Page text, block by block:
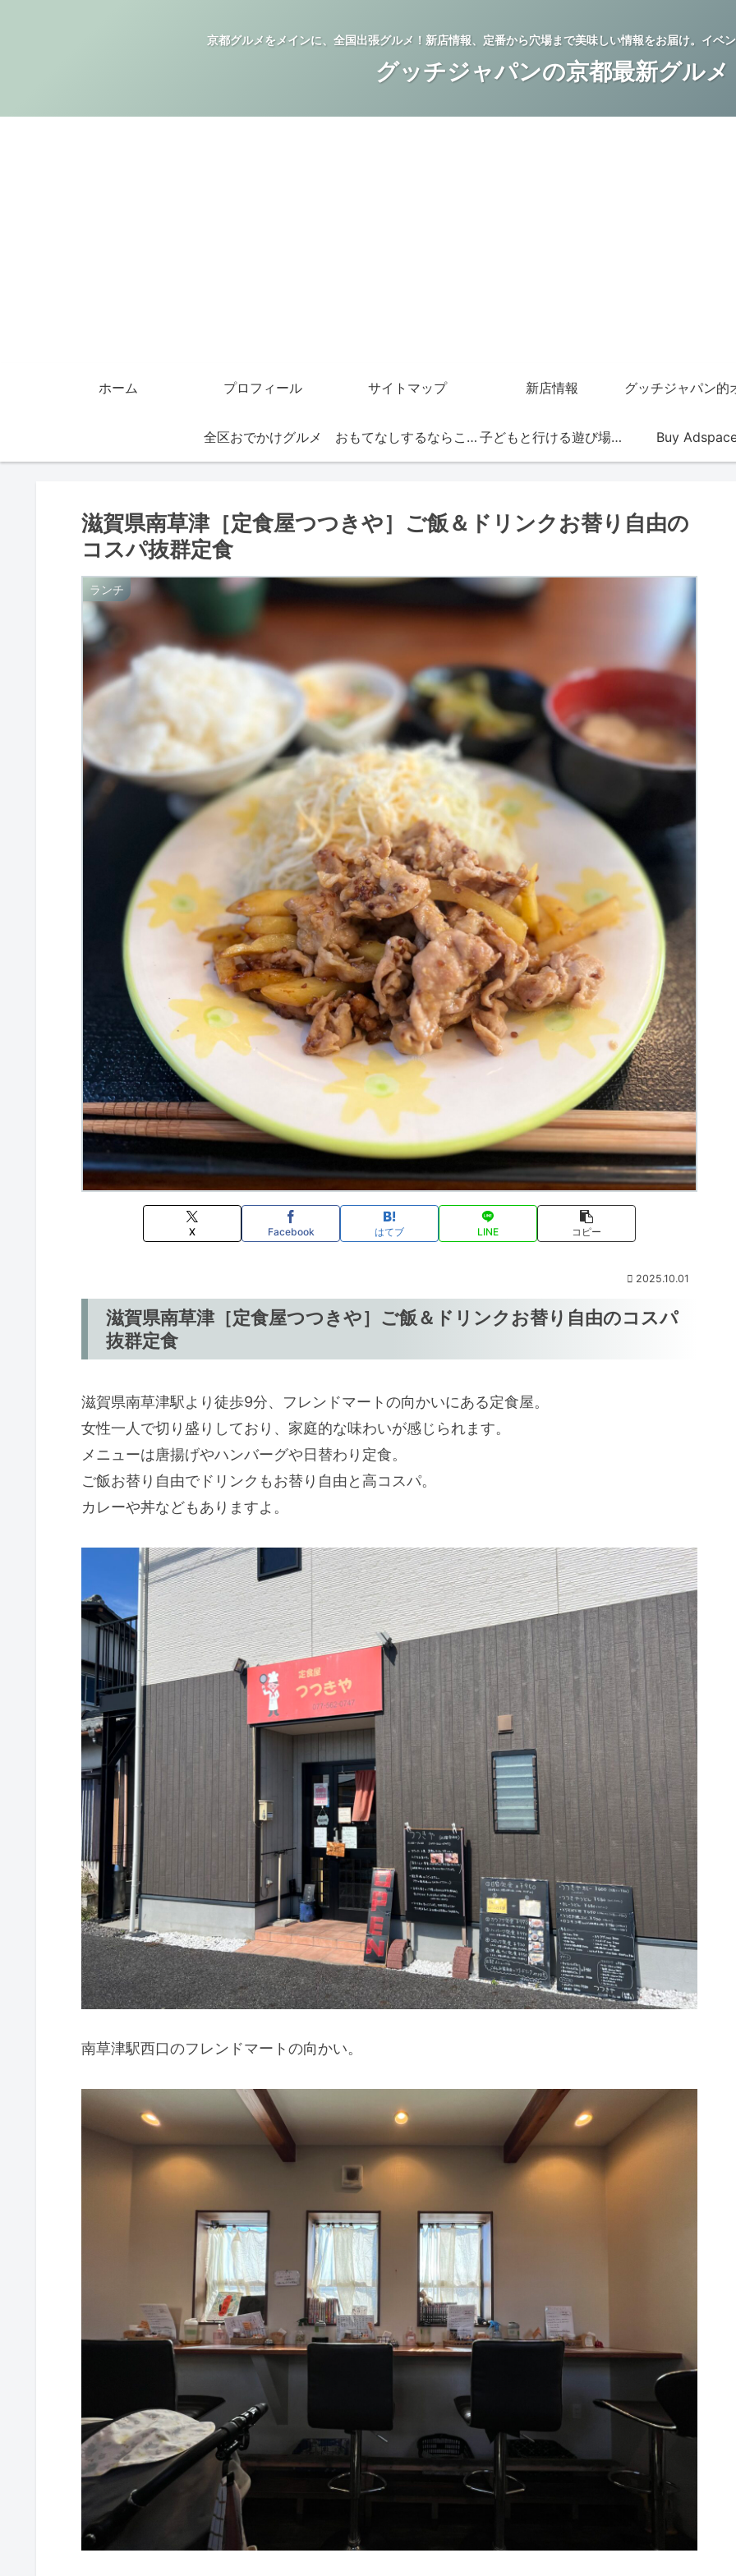
京都グルメをメインに、全国出張グルメ！新店情報、定番から穴場まで美味しい情報をお届け。イベ
グッチジャパンの京都最新グルメ
ホーム プロフィール サイトマップ 新店情報
全区おでかけグルメ おもてなしするならこの店 子どもと行ける遊び場・お店 Buy
滋賀県南草津［定食屋つつきや］ご飯＆ドリンクお替り自由の
コスパ抜群定食
ランチ
X Facebook はてブ LINE コピー
2025.10.01
滋賀県南草津［定食屋つつきや］ご飯＆ドリンクお替り自由のコスパ
抜群定食
滋賀県南草津駅より徒歩9分、フレンドマートの向かいにある定食屋。
女性一人で切り盛りしており、家庭的な味わいが感じられます。
メニューは唐揚げやハンバーグや日替わり定食。
ご飯お替り自由でドリンクもお替り自由と高コスパ。
カレーや丼などもありますよ。
南草津駅西口のフレンドマートの向かい。